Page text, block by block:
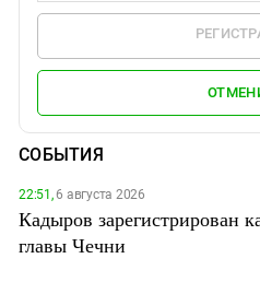
СОБЫТИЯ
22:51,6 августа 2026
Кадыров зарегистрирован
главы Чечни